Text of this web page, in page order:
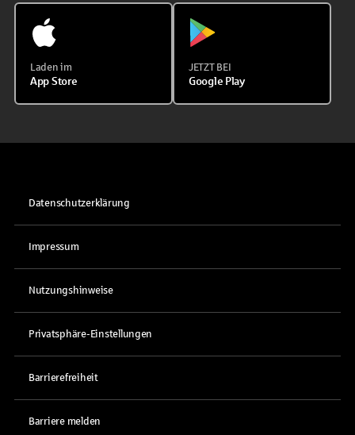
Laden im
App Store
JETZT BEI
Google Play
Datenschutzerklärung
Impressum
Nutzungshinweise
Privatsphäre-Einstellungen
Barrierefreiheit
Barriere melden